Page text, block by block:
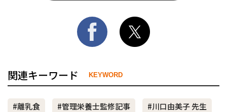
関連キーワード KEYWORD
#離乳食 #管理栄養士監修記事
#川口由美子 先生